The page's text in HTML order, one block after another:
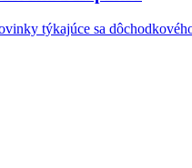
týkajúce sa